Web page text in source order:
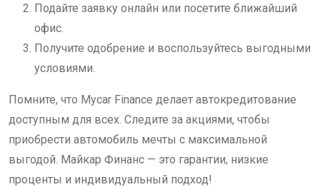
Подайте заявку онлайн или посетите ближайший
офис.
Получите одобрение и воспользуйтесь выгодными
условиями.
Помните, что Mycar Finance делает автокредитование
доступным для всех. Следите за акциями, чтобы
приобрести автомобиль мечты с максимальной
выгодой. Майкар Финанс — это гарантии, низкие
проценты и индивидуальный подход!